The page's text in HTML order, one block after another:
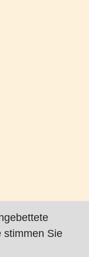
stimmen Sie